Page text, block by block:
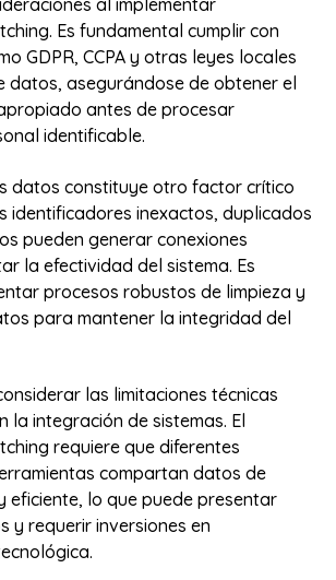
al implementar
Es fundamental cumplir con
GDPR, CCPA y otras leyes locales
datos, asegurándose de obtener el
antes de procesar
identificable.
datos constituye otro factor crítico
identificadores inexactos, duplicados
pueden generar conexiones
la efectividad del sistema. Es
procesos robustos de limpieza y
para mantener la integridad del
las limitaciones técnicas
la integración de sistemas. El
requiere que diferentes
compartan datos de
eficiente, lo que puede presentar
y requerir inversiones en